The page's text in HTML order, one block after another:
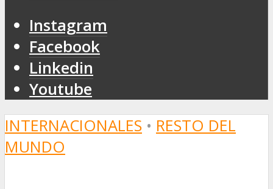
Instagram
Facebook
Linkedin
Youtube
INTERNACIONALES • RESTO DEL
MUNDO